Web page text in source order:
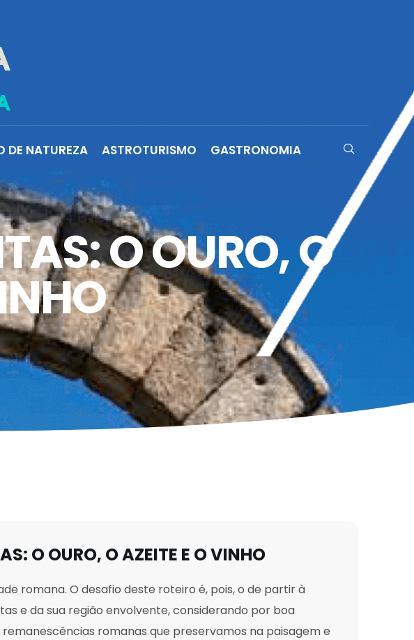
DE NATUREZA ASTROTURISMO GASTRONOMIA
O OURO, O
O OURO, O AZEITE E O VINHO
romana. O desafio deste roteiro é, pois, o de partir à
e da sua região envolvente, considerando por boa
romanas que preservamos na paisagem e